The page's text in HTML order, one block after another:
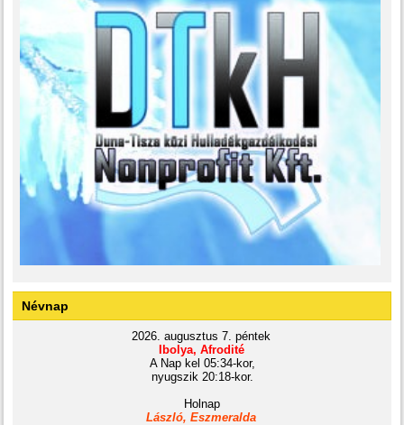
Névnap
2026. augusztus 7. péntek
Ibolya, Afrodité
A Nap kel 05:34-kor,
nyugszik 20:18-kor.
Holnap
László, Eszmeralda